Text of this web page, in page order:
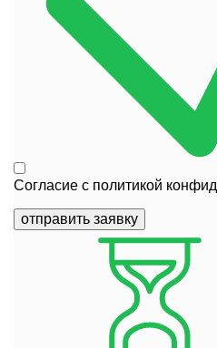
Согласие с политикой
отправить заявку